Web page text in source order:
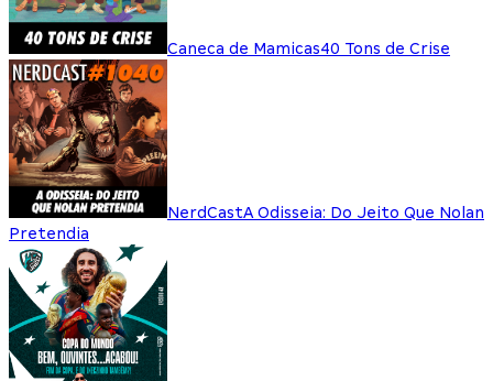
Caneca de Mamicas40 Tons de Crise
NerdCastA Odisseia: Do Jeito Que Nolan
Pretendia